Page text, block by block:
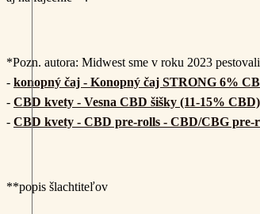
*Pozn. autora: Midwest sme v roku 2023
- konopný čaj - Konopný čaj STRONG 6%
- CBD kvety - Vesna CBD šišky (11-15% CBD)
- CBD kvety - CBD pre-rolls - CBD/CBG pre-
**popis šlachtiteľov